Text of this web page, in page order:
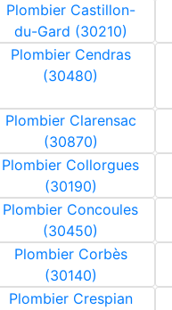
Plombier Castillon-
du-Gard (30210)
Plombier Cendras
(30480)
Plombier Clarensac
(30870)
Plombier Collorgues
(30190)
Plombier Concoules
(30450)
Plombier Corbès
(30140)
Plombier Crespian